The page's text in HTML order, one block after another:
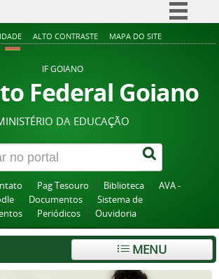
Simplifique!
Acesso à informação
Legislação
Canais
ALTO CONTRASTE MAPA DO SITE
IF GOIANO
Federal Goiano
DA EDUCAÇÃO
Pag Tesouro Biblioteca
AVA -
Documentos
Sistema de
Periódicos Ouvidoria
MENU